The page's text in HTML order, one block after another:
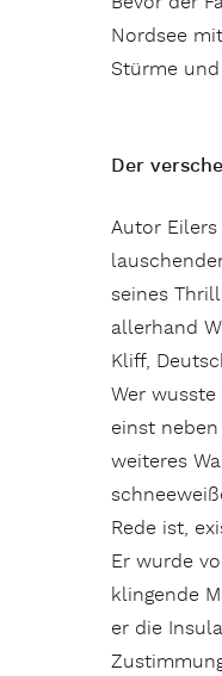
Nordsee
Stürme
Der
Autor
seines
allerhand
Kliff,
Wer
einst
weiteres
Rede ist,
Er wurde
klingende
er die